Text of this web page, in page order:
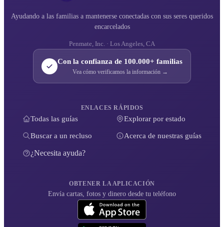
Ayudando a las familias a mantenerse conectadas con sus seres queridos
encarcelados
Penmate, Inc. · Los Angeles, CA
Con la confianza de 100.000+ familias
Vea cómo verificamos la información →
ENLACES RÁPIDOS
Todas las guías Explorar por estado
Buscar a un recluso Acerca de nuestras guías
¿Necesita ayuda?
OBTENER LA APLICACIÓN
Envía cartas, fotos y dinero desde tu teléfono